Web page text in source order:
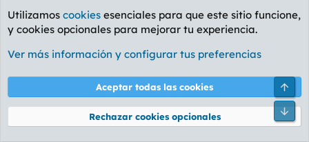
Foro General
Cookies
PL OLDSTYLE AMARILLO
Términos y reglas Política de privacidad Ayuda
Community platform by XenForo® © 2010-2026 XenForo Ltd.
Utilizamos cookies esenciales para que este sitio funcione,
y cookies opcionales para mejorar tu experiencia.
Ver más información y configurar tus preferencias
Aceptar todas las cookies
Rechazar cookies opcionales